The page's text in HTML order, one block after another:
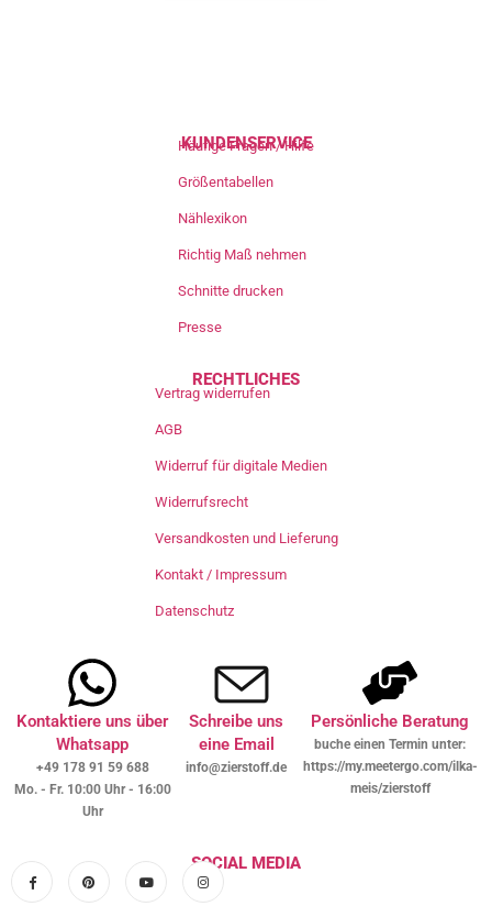
KUNDENSERVICE
Häufige Fragen / Hilfe
Größentabellen
Nählexikon
Richtig Maß nehmen
Schnitte drucken
Presse
RECHTLICHES
Vertrag widerrufen
AGB
Widerruf für digitale Medien
Widerrufsrecht
Versandkosten und Lieferung
Kontakt / Impressum
Datenschutz
Kontaktiere uns über
Whatsapp
+49 178 91 59 688
Mo. - Fr. 10:00 Uhr - 16:00
Uhr
Schreibe uns
eine Email
info@zierstoff.de
Persönliche Beratung
buche einen Termin unter:
https://my.meetergo.com/ilka-
meis/zierstoff
SOCIAL MEDIA